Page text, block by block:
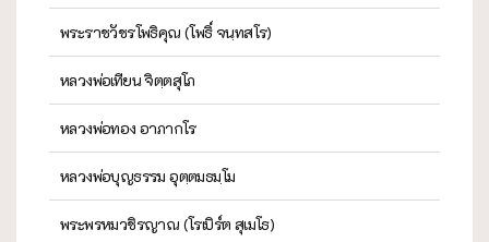
พระราชวัชรโพธิคุณ (โพธิ์ จนฺทสโร)
หลวงพ่อเทียน จิตฺตสุโภ
หลวงพ่อทอง อาภากโร
หลวงพ่อบุญธรรม อุตฺตมธมฺโม
พระพรหมวชิรญาณ (โรเบิร์ต สุเมโธ)